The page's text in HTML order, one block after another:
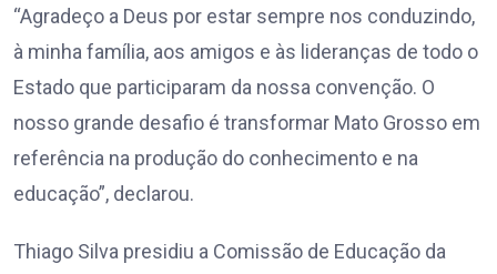
“Agradeço a Deus por estar sempre nos conduzindo,
à minha família, aos amigos e às lideranças de todo o
Estado que participaram da nossa convenção. O
nosso grande desafio é transformar Mato Grosso em
referência na produção do conhecimento e na
educação”, declarou.
Thiago Silva presidiu a Comissão de Educação da